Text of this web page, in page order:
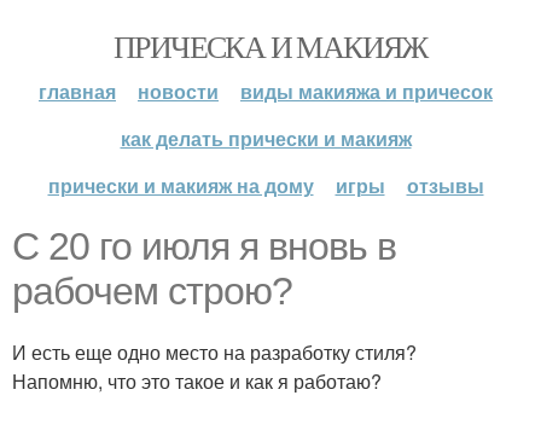
ПРИЧЕСКА И МАКИЯЖ
главная новости
виды макияжа и причесок
как делать прически и макияж
прически и макияж на дому
игры отзывы
С 20 го июля я вновь в
рабочем строю?
И есть еще одно место на разработку стиля?
Напомню, что это такое и как я работаю?